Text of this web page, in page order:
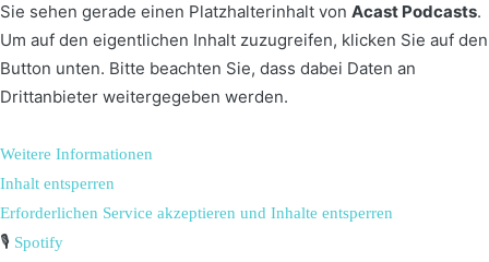
Sie sehen gerade einen Platzhalterinhalt von Acast Podcasts.
Um auf den eigentlichen Inhalt zuzugreifen, klicken Sie auf den
Button unten. Bitte beachten Sie, dass dabei Daten an
Drittanbieter weitergegeben werden.
Weitere Informationen
Inhalt entsperren
Erforderlichen Service akzeptieren und Inhalte entsperren
🎙️ Spotify